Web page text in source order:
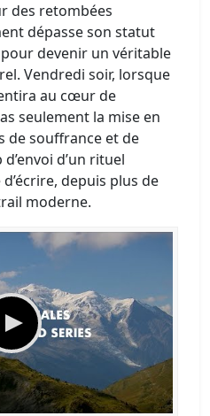
des retombées
dépasse son statut
pour devenir un véritable
Vendredi soir, lorsque
au cœur de
seulement la mise en
de souffrance et de
d’un rituel
depuis plus de
moderne.